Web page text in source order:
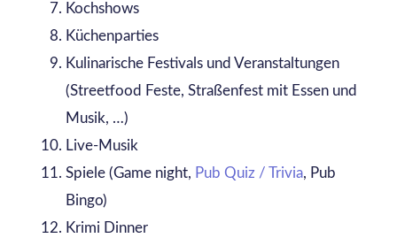
Kochshows
Küchenparties
Kulinarische Festivals und Veranstaltungen
(Streetfood Feste, Straßenfest mit Essen und
Musik, …)
Live-Musik
Spiele (Game night, Pub Quiz / Trivia, Pub
Bingo)
Krimi Dinner